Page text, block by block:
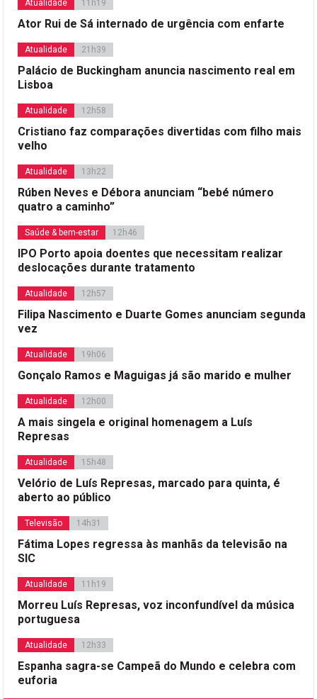
Atualidade 11h19
Ator Rui de Sá internado de urgência com enfarte
Atualidade 21h39
Palácio de Buckingham anuncia nascimento real em
Lisboa
Atualidade 12h58
Cristiano faz comparações divertidas com filho mais
velho
Atualidade 13h22
Rúben Neves e Débora anunciam “bebé número
quatro a caminho”
Saúde & bem-estar 12h46
IPO Porto apoia doentes que necessitam realizar
deslocações durante tratamento
Atualidade 12h57
Filipa Nascimento e Duarte Gomes anunciam segunda
vez
Atualidade 19h06
Gonçalo Ramos e Maguigas já são marido e mulher
Atualidade 12h00
A mais singela e original homenagem a Luís
Represas
Atualidade 15h48
Velório de Luís Represas, marcado para quinta, é
aberto ao público
Televisão 14h31
Fátima Lopes regressa às manhãs da televisão na
SIC
Atualidade 11h19
Morreu Luís Represas, voz inconfundível da música
portuguesa
Atualidade 12h33
Espanha sagra-se Campeã do Mundo e celebra com
euforia